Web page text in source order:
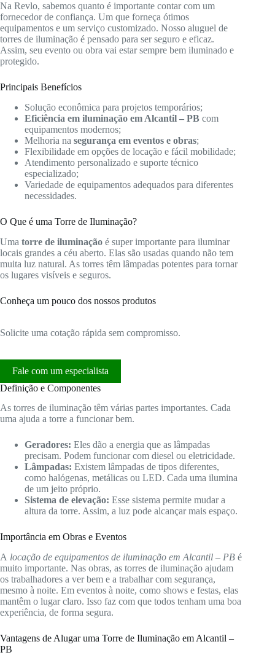
Na Revlo, sabemos quanto é importante contar com um
fornecedor de confiança. Um que forneça ótimos
equipamentos e um serviço customizado. Nosso aluguel de
torres de iluminação é pensado para ser seguro e eficaz.
Assim, seu evento ou obra vai estar sempre bem iluminado e
protegido.
Principais Benefícios
Solução econômica para projetos temporários;
Eficiência em iluminação em Alcantil – PB com
equipamentos modernos;
Melhoria na segurança em eventos e obras;
Flexibilidade em opções de locação e fácil mobilidade;
Atendimento personalizado e suporte técnico
especializado;
Variedade de equipamentos adequados para diferentes
necessidades.
O Que é uma Torre de Iluminação?
Uma torre de iluminação é super importante para iluminar
locais grandes a céu aberto. Elas são usadas quando não tem
muita luz natural. As torres têm lâmpadas potentes para tornar
os lugares visíveis e seguros.
Conheça um pouco dos nossos produtos
Solicite uma cotação rápida sem compromisso.
Fale com um especialista
Definição e Componentes
As torres de iluminação têm várias partes importantes. Cada
uma ajuda a torre a funcionar bem.
Geradores: Eles dão a energia que as lâmpadas
precisam. Podem funcionar com diesel ou eletricidade.
Lâmpadas: Existem lâmpadas de tipos diferentes,
como halógenas, metálicas ou LED. Cada uma ilumina
de um jeito próprio.
Sistema de elevação: Esse sistema permite mudar a
altura da torre. Assim, a luz pode alcançar mais espaço.
Importância em Obras e Eventos
A locação de equipamentos de iluminação em Alcantil – PB é
muito importante. Nas obras, as torres de iluminação ajudam
os trabalhadores a ver bem e a trabalhar com segurança,
mesmo à noite. Em eventos à noite, como shows e festas, elas
mantêm o lugar claro. Isso faz com que todos tenham uma boa
experiência, de forma segura.
Vantagens de Alugar uma Torre de Iluminação em Alcantil –
PB